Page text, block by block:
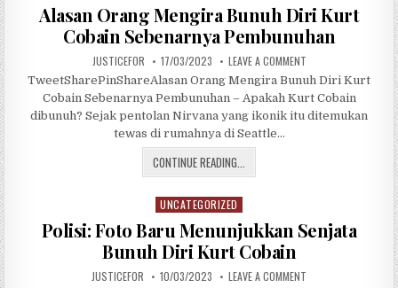
o
s
t
e
d
i
n
Alasan Orang Mengira Bunuh Diri Kurt
Cobain Sebenarnya Pembunuhan
JUSTICEFOR 17/03/2023 LEAVE A COMMENT
TweetSharePinShareAlasan Orang Mengira Bunuh Diri Kurt
Cobain Sebenarnya Pembunuhan – Apakah Kurt Cobain
dibunuh? Sejak pentolan Nirvana yang ikonik itu ditemukan
tewas di rumahnya di Seattle…
CONTINUE READING...
P
s
t
e
UNCATEGORIZED
Polisi: Foto Baru Menunjukkan Senjata
Bunuh Diri Kurt Cobain
JUSTICEFOR 10/03/2023 LEAVE A COMMENT